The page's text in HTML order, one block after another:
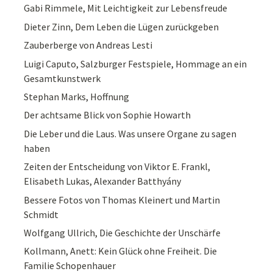
Gabi Rimmele, Mit Leichtigkeit zur Lebensfreude
Dieter Zinn, Dem Leben die Lügen zurückgeben
Zauberberge von Andreas Lesti
Luigi Caputo, Salzburger Festspiele, Hommage an ein
Gesamtkunstwerk
Stephan Marks, Hoffnung
Der achtsame Blick von Sophie Howarth
Die Leber und die Laus. Was unsere Organe zu sagen
haben
Zeiten der Entscheidung von Viktor E. Frankl,
Elisabeth Lukas, Alexander Batthyány
Bessere Fotos von Thomas Kleinert und Martin
Schmidt
Wolfgang Ullrich, Die Geschichte der Unschärfe
Kollmann, Anett: Kein Glück ohne Freiheit. Die
Familie Schopenhauer